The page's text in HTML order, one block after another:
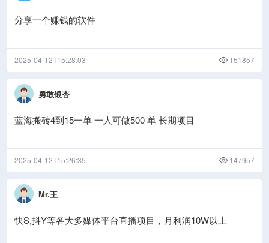
分享一个赚钱的软件
2025-04-12T15:28:03 151857
勇敢银杏
蓝海搬砖4到15一单 一人可做500 单 长期项目
2025-04-12T15:26:35 147957
Mr.王
快S,抖Y等各大多媒体平台直播项目，月利润10W以上